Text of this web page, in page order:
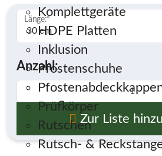
Komplettgeräte
HDPE Platten
Inklusion
Pfostenschuhe
Prüfkörper
Rutschen
Rutsch- &
Länge:*
Anzahl:
Zur Liste